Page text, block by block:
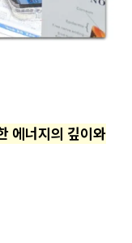
에너지의 깊이와